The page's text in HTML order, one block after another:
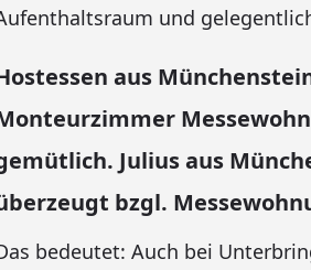
und
aus
Julius aus
bzgl.
bedeutet: Auch bei